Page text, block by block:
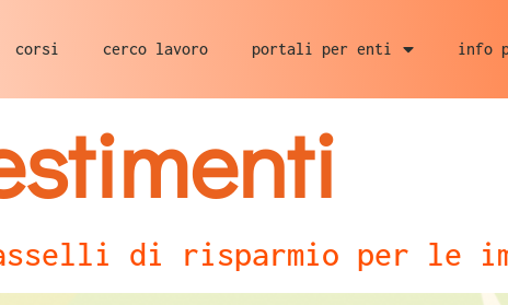
corsi cerco lavoro portali per enti info
di risparmio per le